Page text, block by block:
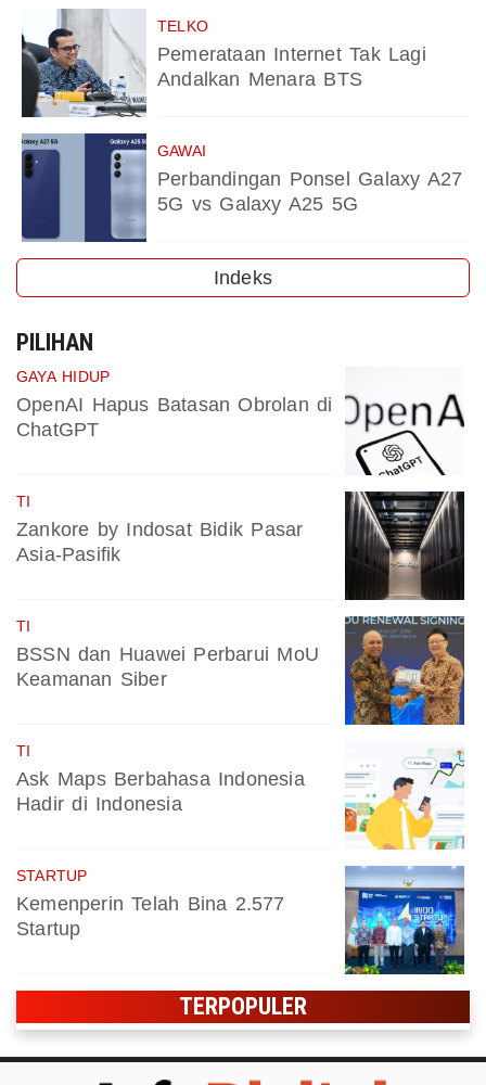
TELKO
Pemerataan Internet Tak Lagi
Andalkan Menara BTS
GAWAI
Perbandingan Ponsel Galaxy A27
5G vs Galaxy A25 5G
Indeks
PILIHAN
GAYA HIDUP
OpenAI Hapus Batasan Obrolan di
ChatGPT
TI
Zankore by Indosat Bidik Pasar
Asia-Pasifik
TI
BSSN dan Huawei Perbarui MoU
Keamanan Siber
TI
Ask Maps Berbahasa Indonesia
Hadir di Indonesia
STARTUP
Kemenperin Telah Bina 2.577
Startup
TERPOPULER